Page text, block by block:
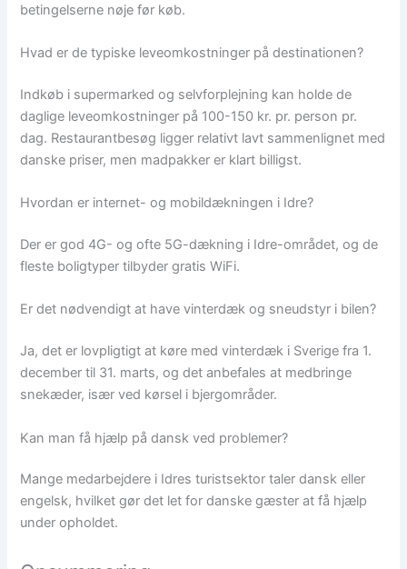
betingelserne nøje før køb.
Hvad er de typiske leveomkostninger på destinationen?
Indkøb i supermarked og selvforplejning kan holde de
daglige leveomkostninger på 100-150 kr. pr. person pr.
dag. Restaurantbesøg ligger relativt lavt sammenlignet med
danske priser, men madpakker er klart billigst.
Hvordan er internet- og mobildækningen i Idre?
Der er god 4G- og ofte 5G-dækning i Idre-området, og de
fleste boligtyper tilbyder gratis WiFi.
Er det nødvendigt at have vinterdæk og sneudstyr i bilen?
Ja, det er lovpligtigt at køre med vinterdæk i Sverige fra 1.
december til 31. marts, og det anbefales at medbringe
snekæder, især ved kørsel i bjergområder.
Kan man få hjælp på dansk ved problemer?
Mange medarbejdere i Idres turistsektor taler dansk eller
engelsk, hvilket gør det let for danske gæster at få hjælp
under opholdet.